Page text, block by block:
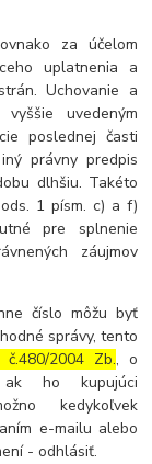
za účelom
uplatnenia a
Uchovanie a
uvedeným
poslednej časti
právny predpis
dlhšiu. Takéto
1 písm. c) a f)
pre splnenie
záujmov
číslo môžu byť
správy, tento
2004 Zb., o
ak ho kupujúci
kedykoľvek
e-mailu alebo
- odhlásiť.